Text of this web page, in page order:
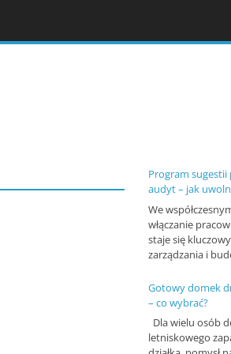
Program
audyt – jak
We
włączanie
staje się
zarządzania i
Gotowy domek
– co wybrać?
Dla wielu osób
letniskowego